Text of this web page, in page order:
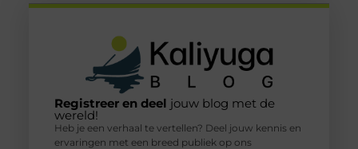
Registreer en deel jouw blog met de
wereld!
Heb je een verhaal te vertellen? Deel jouw kennis en
ervaringen met een breed publiek op ons